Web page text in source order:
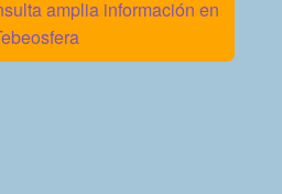
amplia información en